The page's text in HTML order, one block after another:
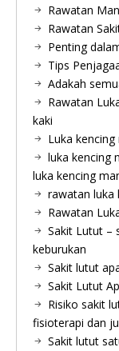
Rawatan
Rawatan
Penting
Tips
Adakah
Rawatan
kaki
Luka
luka kencing
luka kencing
rawatan luka
Rawatan
Sakit Lutut –
keburukan
Sakit lutut
Sakit Lutut
Risiko sakit
fisioterapi dan
Sakit lutut